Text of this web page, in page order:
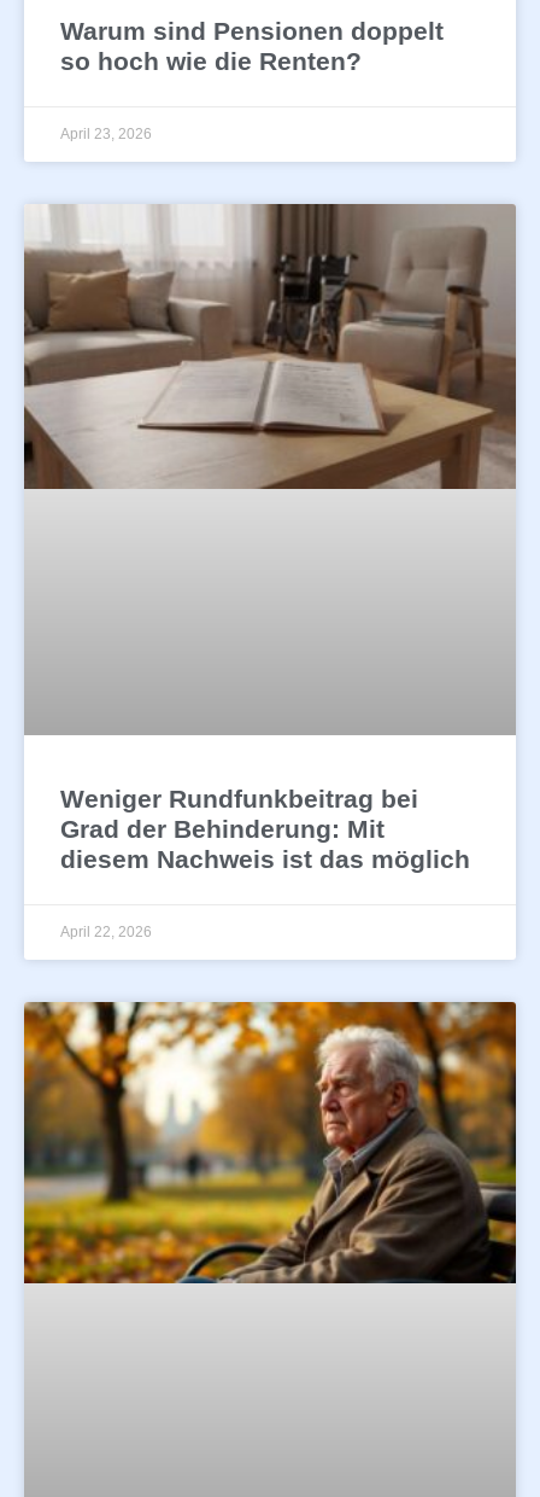
Warum sind Pensionen doppelt
so hoch wie die Renten?
April 23, 2026
Weniger Rundfunkbeitrag bei
Grad der Behinderung: Mit
diesem Nachweis ist das möglich
April 22, 2026